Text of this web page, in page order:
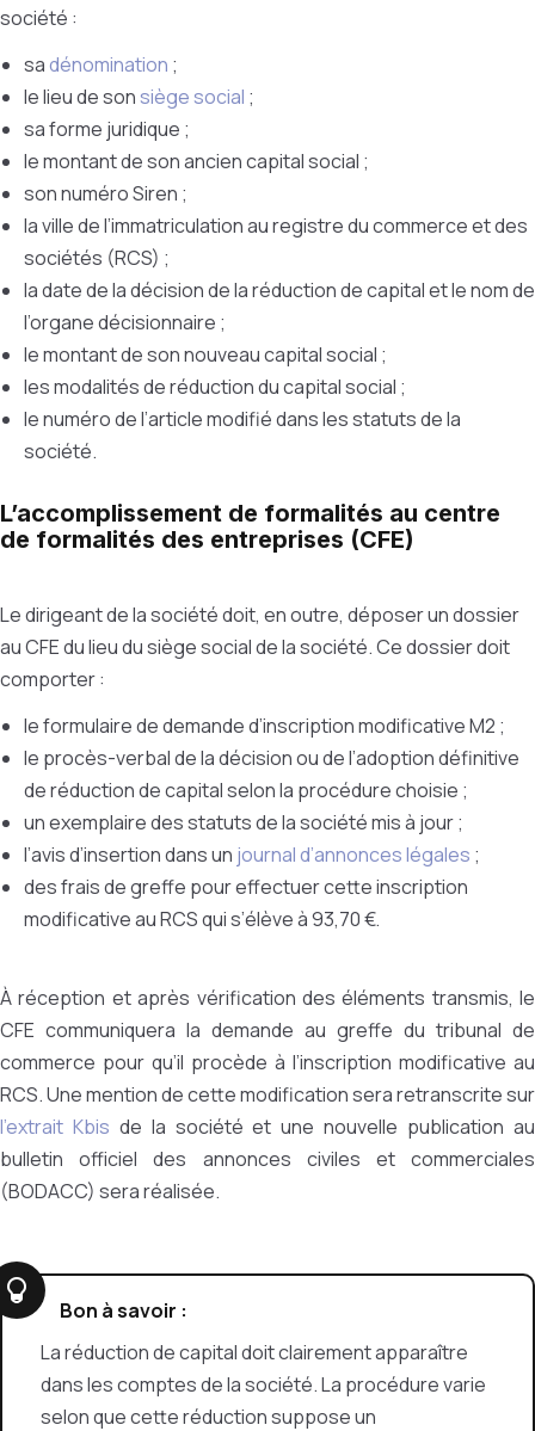
société :
sadénomination ;
le lieu de sonsiège social ;
sa forme juridique ;
le montant de son ancien capital social ;
son numéro Siren ;
la ville de l’immatriculation au registre du commerce et des
sociétés (RCS) ;
la date de la décision de la réduction de capital et le nom de
l’organe décisionnaire ;
le montant de son nouveau capital social ;
les modalités de réduction du capital social ;
le numéro de l’article modifié dans les statuts de la
société.
L’accomplissement de formalités au centre
de formalités des entreprises (CFE)
Le dirigeant de la société doit, en outre, déposer un dossier
au CFE du lieu du siège social de la société. Ce dossier doit
comporter :
le formulaire de demande d’inscription modificative M2 ;
le procès-verbal de la décision ou de l’adoption définitive
de réduction de capital selon la procédure choisie ;
un exemplaire des statuts de la société mis à jour ;
l’avis d’insertion dans un journal d’annonces légales ;
des frais de greffe pour effectuer cette inscription
modificative au RCS qui s’élève à 93,70 €.
À réception et après vérification des éléments transmis, le
CFE communiquera la demande au greffe du tribunal de
commerce pour qu’il procède à l’inscription modificative au
RCS. Une mention de cette modification sera retranscrite sur
l’extrait Kbis de la société et une nouvelle publication au
bulletin officiel des annonces civiles et commerciales
(BODACC) sera réalisée.
Bon à savoir :
La réduction de capital doit clairement apparaître
dans les comptes de la société. La procédure varie
selon que cette réduction suppose un